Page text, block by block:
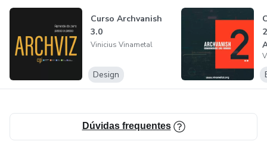
Curso Archvanish
3.0
Vinicius Vinametal
Design
Dúvidas frequentes